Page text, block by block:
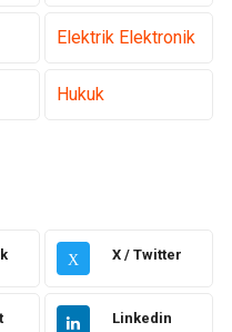
Elektrik Elektronik
Hukuk
X X / Twitter
Linkedin